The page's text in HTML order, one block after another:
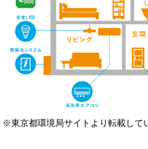
※東京都環境局サイトより転載して